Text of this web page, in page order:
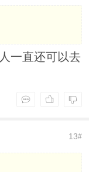
一直还可以去
13#